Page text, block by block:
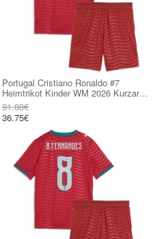
Portugal Cristiano Ronaldo #7
Heimtrikot Kinder WM 2026 Kurzarm
(+ kurze hosen)
91.88€
36.75€